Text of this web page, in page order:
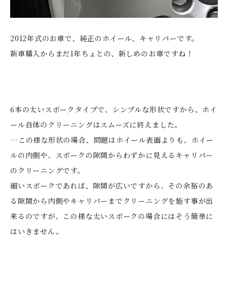
2012年式のお車で、純正のホイール、キャリパーです。
新車購入からまだ1年ちょとの、新しめのお車ですね！
6本の太いスポークタイプで、シンプルな形状ですから、ホイ
ール自体のクリーニングはスムーズに終えました。
…この様な形状の場合、問題はホイール表面よりも、ホイー
ルの内側や、スポークの隙間からわずかに見えるキャリパー
のクリーニングです。
細いスポークであれば、隙間が広いですから、その余裕のあ
る隙間から内側やキャリパーまでクリーニングを施す事が出
来るのですが、この様な太いスポークの場合にはそう簡単に
はいきません。